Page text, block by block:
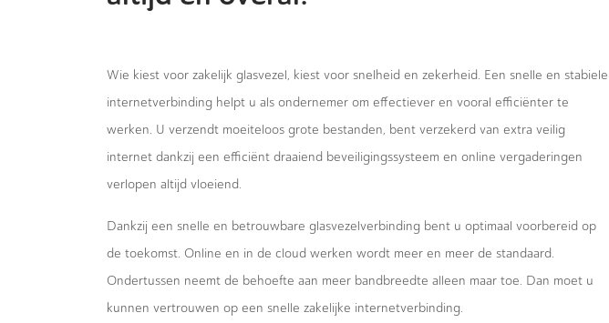
Wie kiest voor zakelijk glasvezel, kiest voor snelheid en zekerheid. Een snelle en stabiele
internetverbinding helpt u als ondernemer om effectiever en vooral efficiënter te
werken. U verzendt moeiteloos grote bestanden, bent verzekerd van extra veilig
internet dankzij een efficiënt draaiend beveiligingssysteem en online vergaderingen
verlopen altijd vloeiend.
Dankzij een snelle en betrouwbare glasvezelverbinding bent u optimaal voorbereid op
de toekomst. Online en in de cloud werken wordt meer en meer de standaard.
Ondertussen neemt de behoefte aan meer bandbreedte alleen maar toe. Dan moet u
kunnen vertrouwen op een snelle zakelijke internetverbinding.